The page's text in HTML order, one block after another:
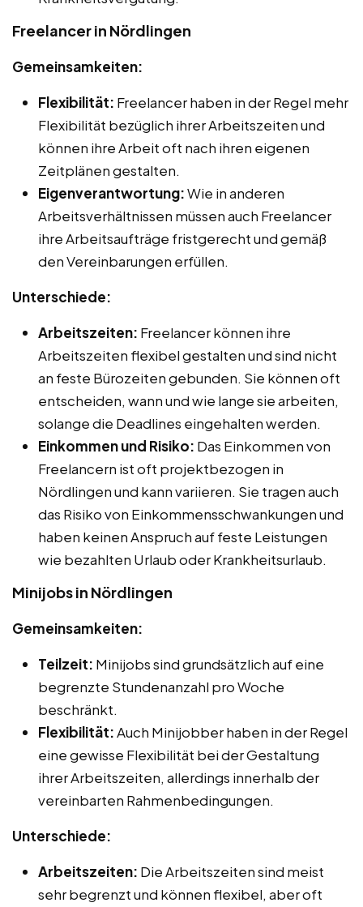
Freelancer in Nördlingen
Gemeinsamkeiten:
Flexibilität: Freelancer haben in der Regel mehr
Flexibilität bezüglich ihrer Arbeitszeiten und
können ihre Arbeit oft nach ihren eigenen
Zeitplänen gestalten.
Eigenverantwortung:Wie in anderen
Arbeitsverhältnissen müssen auch Freelancer
ihre Arbeitsaufträge fristgerecht und gemäß
den Vereinbarungen erfüllen.
Unterschiede:
Arbeitszeiten: Freelancer können ihre
Arbeitszeiten flexibel gestalten und sind nicht
an feste Bürozeiten gebunden. Sie können oft
entscheiden, wann und wie lange sie arbeiten,
solange die Deadlines eingehalten werden.
Einkommen und Risiko: Das Einkommen von
Freelancern ist oft projektbezogen in
Nördlingen und kann variieren. Sie tragen auch
das Risiko von Einkommensschwankungen und
haben keinen Anspruch auf feste Leistungen
wie bezahlten Urlaub oder Krankheitsurlaub.
Minijobs in Nördlingen
Gemeinsamkeiten:
Teilzeit: Minijobs sind grundsätzlich auf eine
begrenzte Stundenanzahl pro Woche
beschränkt.
Flexibilität:Auch Minijobber haben in der Regel
eine gewisse Flexibilität bei der Gestaltung
ihrer Arbeitszeiten, allerdings innerhalb der
vereinbarten Rahmenbedingungen.
Unterschiede:
Arbeitszeiten: Die Arbeitszeiten sind meist
sehr begrenzt und können flexibel, aber oft